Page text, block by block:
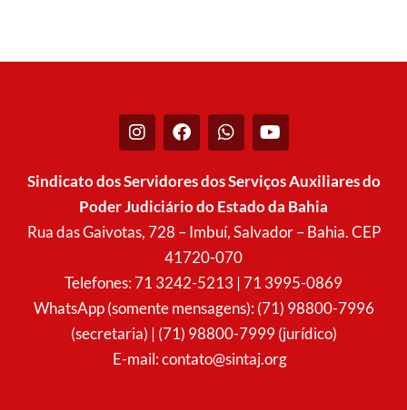
I
n
t
g
r
F
a
e
b
o
o
k
W
h
t
a
p
p
Y
o
t
u
b
e
Sindicato dos Servidores dos Serviços Auxiliares do
Poder Judiciário do Estado da Bahia
Rua das Gaivotas, 728 – Imbuí, Salvador – Bahia. CEP
41720-070
Telefones: 71 3242-5213 | 71 3995-0869
WhatsApp (somente mensagens): (71) 98800-7996
(secretaria) | (71) 98800-7999 (jurídico)
E-mail:contato@sintaj.org